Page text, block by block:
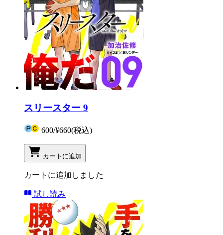
スリースター 9
600/¥660(税込)
カートに追加
カートに追加しました
試し読み